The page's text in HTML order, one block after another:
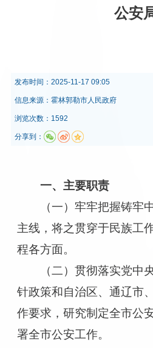
公安
发布时间： 2025-11-17 09:05
信息来源： 霍林郭勒市人民政府
浏览次数：1592
分享到：
一、主要职责
（一）牢牢把握铸牢
主线，将之贯穿于民族工
程各方面。
（二）贯彻落实党中
针政策和自治区、通辽市
作要求，研究制定全市公
署全市公安工作。